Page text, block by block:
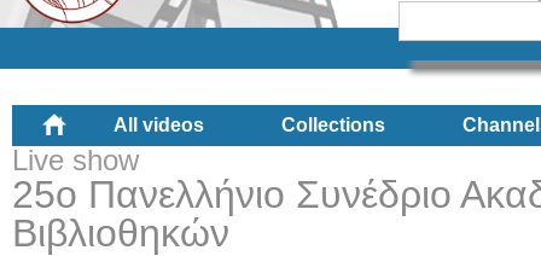
All videos Collections
Live show
25ο Πανελλήνιο Συνέδριο
Βιβλιοθηκών